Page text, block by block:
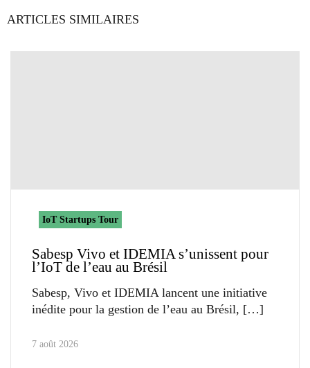
ARTICLES SIMILAIRES
IoT Startups Tour
Sabesp Vivo et IDEMIA s’unissent pour
l’IoT de l’eau au Brésil
Sabesp, Vivo et IDEMIA lancent une initiative
inédite pour la gestion de l’eau au Brésil,
7 août 2026